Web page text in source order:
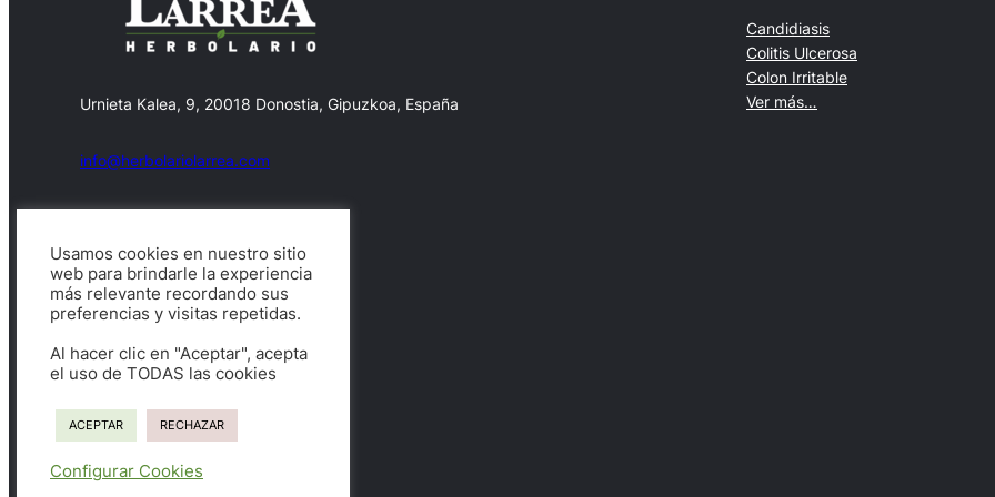
Urnieta Kalea, 9, 20018 Donostia, Gipuzkoa, España
info@herbolariolarrea.com
Facebook X
Copyright © 2026.
Candidiasis
Colitis Ulcerosa
Colon Irritable
Ver más…
Usamos cookies en nuestro sitio
web para brindarle la experiencia
más relevante recordando sus
preferencias y visitas repetidas.
Al hacer clic en "Aceptar", acepta
el uso de TODAS las cookies
ACEPTAR RECHAZAR
Configurar Cookies